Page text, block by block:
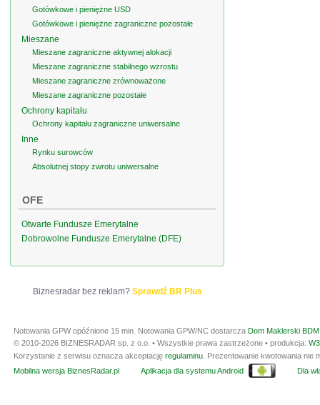
Gotówkowe i pieniężne USD
Gotówkowe i pieniężne zagraniczne pozostałe
Mieszane
Mieszane zagraniczne aktywnej alokacji
Mieszane zagraniczne stabilnego wzrostu
Mieszane zagraniczne zrównoważone
Mieszane zagraniczne pozostałe
Ochrony kapitału
Ochrony kapitału zagraniczne uniwersalne
Inne
Rynku surowców
Absolutnej stopy zwrotu uniwersalne
OFE
Otwarte Fundusze Emerytalne
Dobrowolne Fundusze Emerytalne (DFE)
Biznesradar bez reklam? Sprawdź BR Plus
Notowania GPW opóźnione 15 min. Notowania GPW/NC dostarcza Dom Maklerski
© 2010-2026 BIZNESRADAR sp. z o.o. • Wszystkie prawa zastrzeżone • produkcja:
Korzystanie z serwisu oznacza akceptację regulaminu . Prezentowanie kwotowania
Mobilna wersja BiznesRadar.pl
Aplikacja dla systemu Android Dla